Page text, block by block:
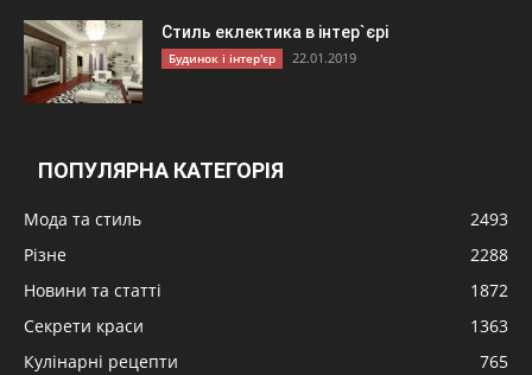
Стиль еклектика в інтер`єрі
Будинок і інтер'єр 22.01.2019
ПОПУЛЯРНА КАТЕГОРІЯ
Мода та стиль
2493
Різне
2288
Новини та статті
1872
Секрети краси
1363
Кулінарні рецепти
765